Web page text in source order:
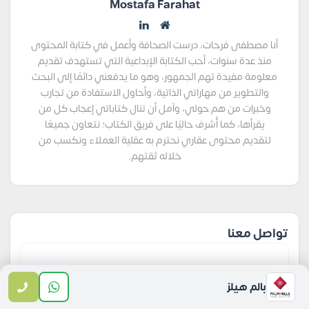
Mostafa Farahat
أنا مصطفى فرحات، درست الصحافة وأعمل في كتابة المحتوى
منذ عدة سنوات، أحب الكتابة الإبداعية التي تستهدف تقديم
معلومة مفيدة تهم الجمهور، وهو ما يدفعني دائمًا إلى البحث
والتطوير من مهاراتي الذاتية، وأحاول الاستفادة من تجارب
وخبرات من هم حولي، وآمل أن تنال كتاباتي إعجاب كل من
يقرأها، كما أُشرف حاليًا على فريق الكتاب؛ نتعاون جميعًا
لتقديم محتوى عقاري نحترم به عقلية العملاء ونكسب من
خلاله ثقتهم.
تواصل معنا
بالم هيلز